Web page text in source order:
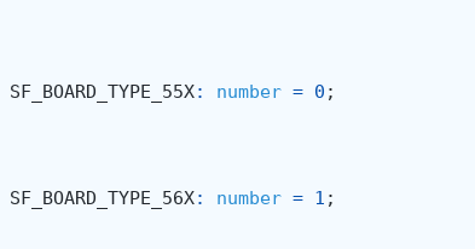
SF_BOARD_TYPE_55X: number = 0 ;
SF_BOARD_TYPE_56X: number = 1 ;